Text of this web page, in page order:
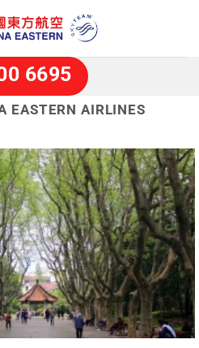
6695
EASTERN AIRLINES